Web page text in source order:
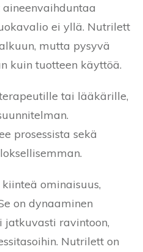
ei yllä. Nutrilett
mutta pysyvä
kuin tuotteen käyttöä.
tai lääkärille,
prosessista sekä
ominaisuus,
on dynaaminen
jatkuvasti ravintoon,
Nutrilett on